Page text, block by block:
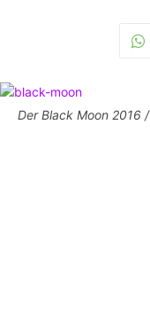
Der Black Moon 2016